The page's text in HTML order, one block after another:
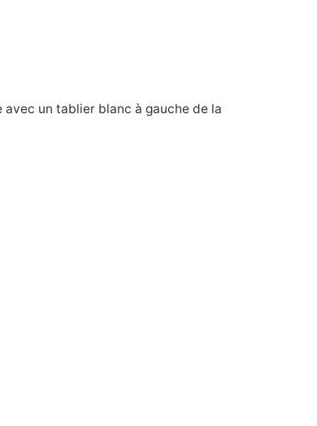
avec un tablier blanc à gauche de la